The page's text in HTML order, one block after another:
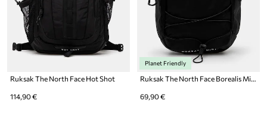
Ruksak The North Face Hot Shot
114,90 €
Planet Friendly
Ruksak The North Face Borealis Mini
69,90 €